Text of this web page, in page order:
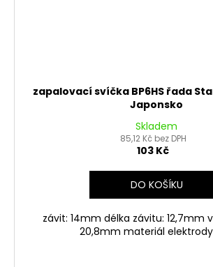
zapalovací svíčka BP6HS řada
Japonsko
Skladem
85,12 Kč bez DPH
103 Kč
DO KOŠÍKU
závit: 14mm délka závitu: 12,7mm
20,8mm materiál